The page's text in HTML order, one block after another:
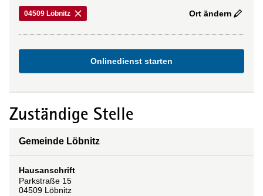
04509 Löbnitz Ort ändern
Onlinedienst starten
Zuständige Stelle
Gemeinde Löbnitz
Hausanschrift
Parkstraße 15
04509 Löbnitz